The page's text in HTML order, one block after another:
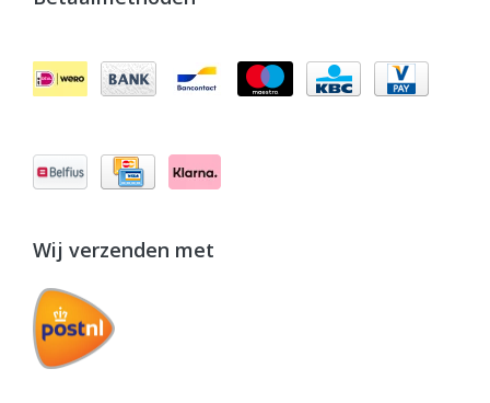
Wij verzenden met